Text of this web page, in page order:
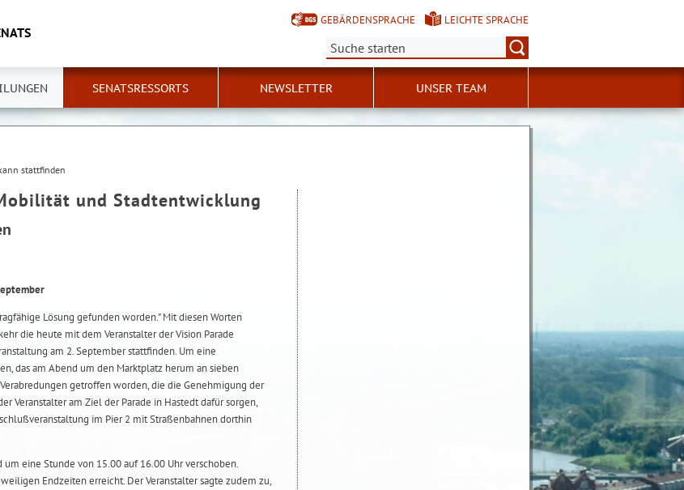
GEBÄRDENSPRACHE
LEICHTE SPRACHE
Suche:
SENATSRESSORTS NEWSLETTER UNSER TEAM
stattfinden
und Stadtentwicklung
Lösung gefunden worden." Mit diesen Worten
die heute mit dem Veranstalter der Vision Parade
am 2. September stattfinden. Um eine
das am Abend um den Marktplatz herum an sieben
getroffen worden, die die Genehmigung der
Veranstalter am Ziel der Parade in Hastedt dafür sorgen,
im Pier 2 mit Straßenbahnen dorthin
eine Stunde von 15.00 auf 16.00 Uhr verschoben.
Endzeiten erreicht. Der Veranstalter sagte zudem zu,